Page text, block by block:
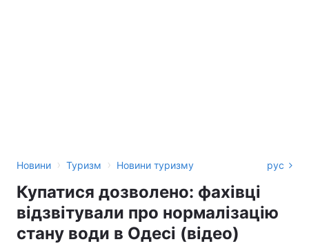
Новини › Туризм › Новини туризму рус
Купатися дозволено: фахівці
відзвітували про нормалізацію
стану води в Одесі (відео)